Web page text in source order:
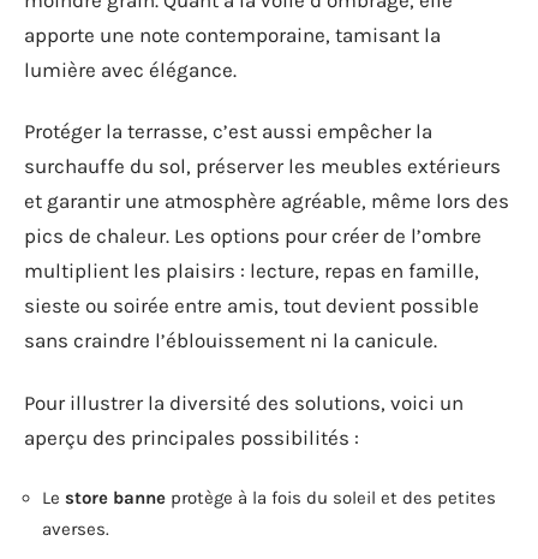
apporte une note contemporaine, tamisant la
lumière avec élégance.
Protéger la terrasse, c’est aussi empêcher la
surchauffe du sol, préserver les meubles extérieurs
et garantir une atmosphère agréable, même lors des
pics de chaleur. Les options pour créer de l’ombre
multiplient les plaisirs : lecture, repas en famille,
sieste ou soirée entre amis, tout devient possible
sans craindre l’éblouissement ni la canicule.
Pour illustrer la diversité des solutions, voici un
aperçu des principales possibilités :
Le store banne protège à la fois du soleil et des petites
averses.